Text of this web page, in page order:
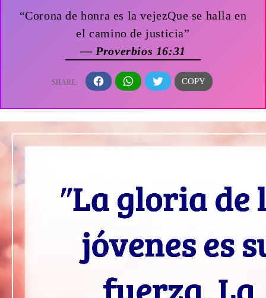
“Corona de honra es la vejezQue se halla en
el camino de justicia”
— Proverbios 16:31